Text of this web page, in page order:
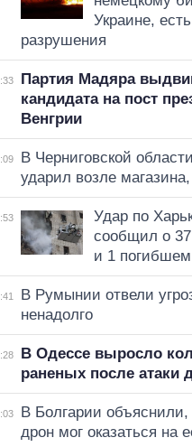
Украине,
разрушения
Партия Мадяра
кандидата на пост
Венгрии
В Черниговской
ударил возле
Удар по
сообщил о
и 1 погибшем
В Румынии отвели
ненадолго
В Одессе выросло
раненых после атаки
В Болгарии объяснили,
дрон мог оказаться на